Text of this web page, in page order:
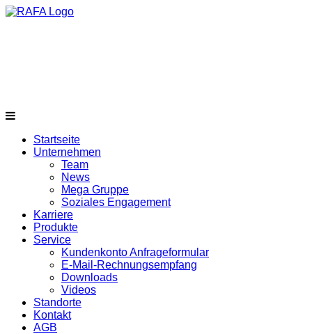
Startseite
Unternehmen
Team
News
Mega Gruppe
Soziales Engagement
Karriere
Produkte
Service
Kundenkonto Anfrageformular
E-Mail-Rechnungsempfang
Downloads
Videos
Standorte
Kontakt
AGB